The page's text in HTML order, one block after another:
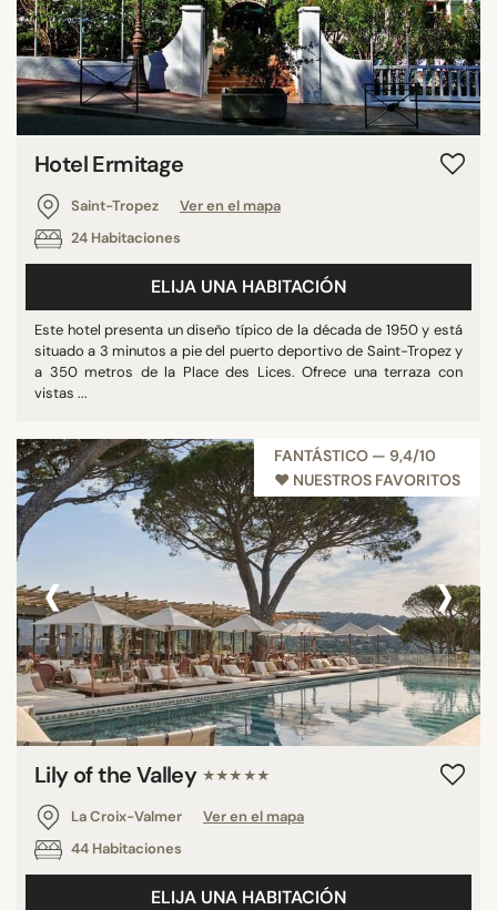
Hotel Ermitage
Saint-Tropez
Ver en el mapa
24 Habitaciones
ELIJA UNA HABITACIÓN
Este hotel presenta un diseño típico de la década de 1950 y está
situado a 3 minutos a pie del puerto deportivo de Saint-Tropez y
a 350 metros de la Place des Lices. Ofrece una terraza con
vistas ...
FANTÁSTICO — 9,4/10
♥︎ NUESTROS FAVORITOS
‹ ›
Lily of the Valley ★★★★★
La Croix-Valmer
Ver en el mapa
44 Habitaciones
ELIJA UNA HABITACIÓN